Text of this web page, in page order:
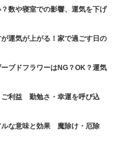
数や寝室での影響、運気を下げ
運気が上がる！家で過ごす日の
ブドフラワーはNG？OK？運気
ご利益 勤勉さ・幸運を呼び込
ルな意味と効果 魔除け・厄除